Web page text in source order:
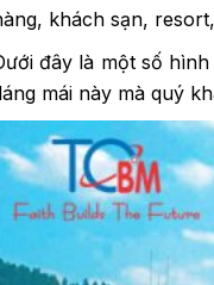
khách sạn,
đây là một số
mái này mà quý